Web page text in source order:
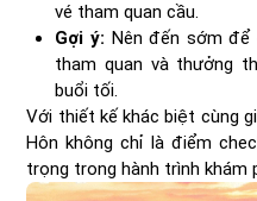
vé tham quan cầu.
Gợi ý: Nên đến sớm để
tham quan và thưởng
buổi tối.
Với thiết kế khác biệt cùng
Hôn không chỉ là điểm
trọng trong hành trình khám